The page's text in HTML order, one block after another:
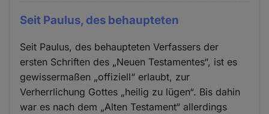
Seit Paulus, des behaupteten
Seit Paulus, des behaupteten Verfassers der
ersten Schriften des „Neuen Testamentes“, ist es
gewissermaßen „offiziell“ erlaubt, zur
Verherrlichung Gottes „heilig zu lügen“. Bis dahin
war es nach dem „Alten Testament“ allerdings